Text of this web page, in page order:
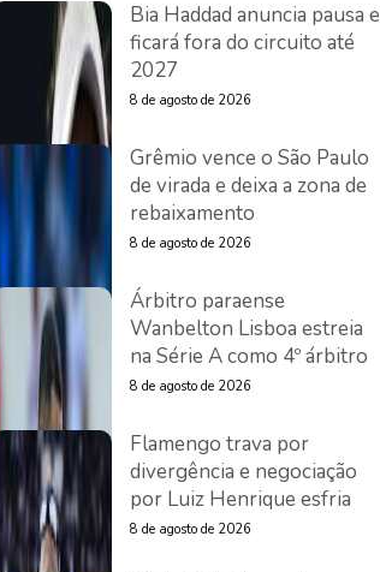
Bia Haddad anuncia pausa e
ficará fora do circuito até
2027
8 de agosto de 2026
Grêmio vence o São Paulo
de virada e deixa a zona de
rebaixamento
8 de agosto de 2026
Árbitro paraense
Wanbelton Lisboa estreia
na Série A como 4º árbitro
8 de agosto de 2026
Flamengo trava por
divergência e negociação
por Luiz Henrique esfria
8 de agosto de 2026